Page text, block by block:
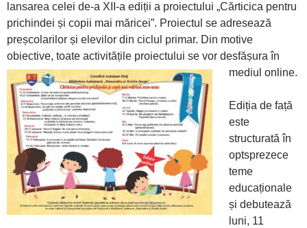
lansarea celei de-a XII-a ediții a proiectului „Cărticica pentru
prichindei și copii mai măricei”. Proiectul se adresează
preșcolarilor și elevilor din ciclul primar. Din motive
obiective, toate activitățile proiectului se vor desfășura în
mediul online.
Ediția de față
este
structurată în
optsprezece
teme
educaționale
și debutează
luni, 11